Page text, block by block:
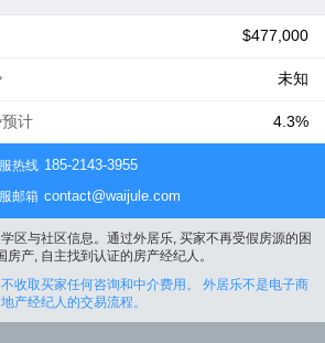
$477,000
未知
计 4.3%
热线 185-2143-3955
邮箱 contact@waijule.com
区与社区信息。通过外居乐, 买家不再受假房源的困
产, 自主找到认证的房产经纪人。
收取买家任何咨询和中介费用。 外居乐不是电子商
产经纪人的交易流程。